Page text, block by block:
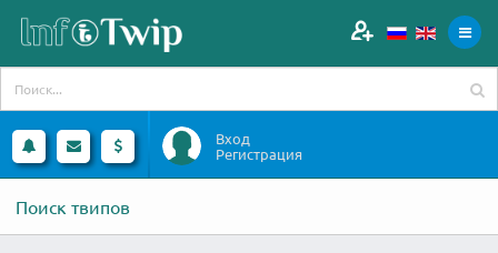
Вход
Регистрация
Поиск твипов